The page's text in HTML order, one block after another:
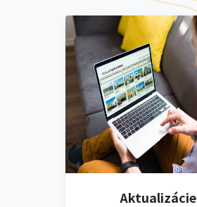
Aktualizácie